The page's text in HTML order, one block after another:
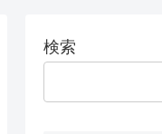
検索